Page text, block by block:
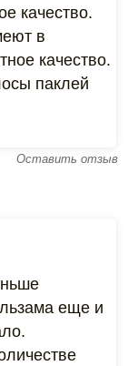
качество.
в
качество.
паклей
Оставить отзыв
еще и